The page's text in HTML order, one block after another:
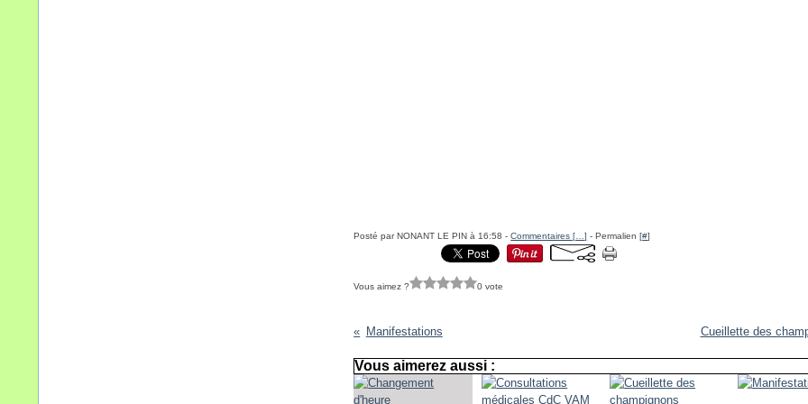
Posté par NONANT LE PIN à 16:58 -Commentaires [ …] - Permalien [#]
Vous aimez ? 0 vote
Manifestations Cueillette des
Vous aimerez aussi :